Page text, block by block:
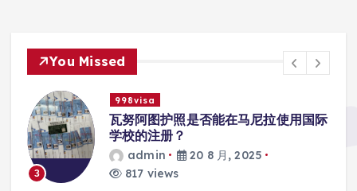
You Missed
3
998visa
瓦努阿图护照是否能在马尼拉使用国际
学校的注册？
admin
20 8 月, 2025
817 views